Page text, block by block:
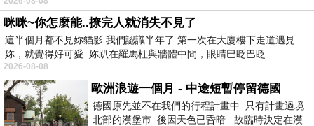
咪咪~你怎麼能..撩完人就消失不見了
這半個月都不見妳貓影 我們認識半年了 第一次在大廈樓下走道遇見
妳，就覺得好可愛..妳趴在羅馬柱與牆體中間，眼睛巴眨巴眨
2026-08-08
歐洲浪遊一個月 - 中途短暫停留德國
德國原先並不在我們的行程計畫中 只有計畫過境
北部的漢堡市 後因天色已昏暗 故臨時決定在漢